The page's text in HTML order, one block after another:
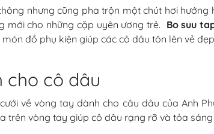
nhưng cũng pha trộn một chút hơi
mới cho những cặp uyên ương trẻ. Bo suu
đồ phụ kiện giúp các cô dâu tôn lên vẻ
cho cô dâu
về vòng tay dành cho câu dâu của Anh
trên vòng tay giúp cô dâu rạng rỡ và tỏa